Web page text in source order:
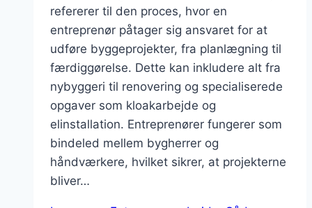
refererer til den proces, hvor en
entreprenør påtager sig ansvaret for at
udføre byggeprojekter, fra planlægning til
færdiggørelse. Dette kan inkludere alt fra
nybyggeri til renovering og specialiserede
opgaver som kloakarbejde og
elinstallation. Entreprenører fungerer som
bindeled mellem bygherrer og
håndværkere, hvilket sikrer, at projekterne
bliver…